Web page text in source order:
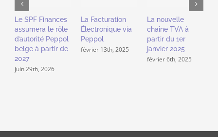
Le SPF Finances
assumera le rôle
d’autorité Peppol
belge à partir de
2027
juin 29th, 2026
La Facturation
Électronique via
Peppol
février 13th, 2025
La nouvelle
chaîne TVA à
partir du 1er
janvier 2025
février 6th, 2025